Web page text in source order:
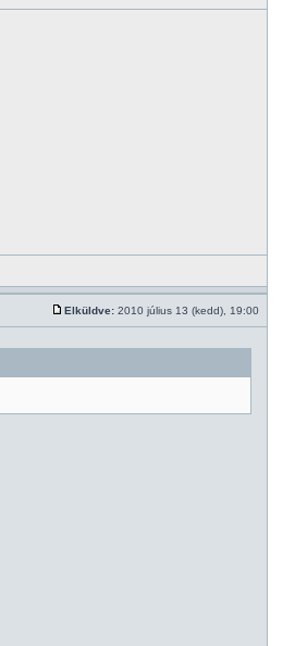
Elküldve: 2010 július 13 (kedd), 19:00